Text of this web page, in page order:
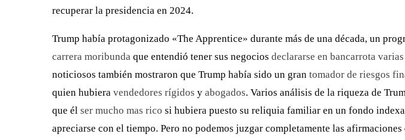
recuperar la presidencia en 2024.
Trump había protagonizado «The Apprentice» durante más de una década, un
carrera moribunda que entendió tener sus negocios declararse en bancarrota varias
noticiosos también mostraron que Trump había sido un gran tomador de riesgos
quien hubiera vendedores rígidos y abogados. Varios análisis de la riqueza de
que él ser mucho mas rico si hubiera puesto su reliquia familiar en un fondo
apreciarse con el tiempo. Pero no podemos juzgar completamente las